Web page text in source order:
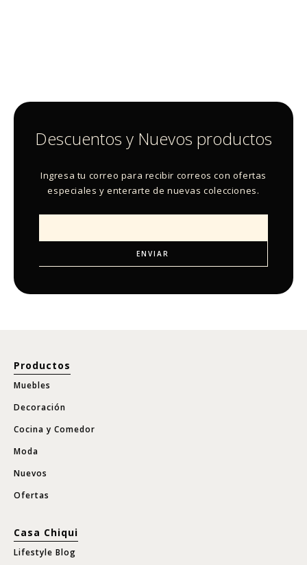
Descuentos y Nuevos productos
Ingresa tu correo para recibir correos con ofertas
especiales y enterarte de nuevas colecciones.
Productos
Muebles
Decoración
Cocina y Comedor
Moda
Nuevos
Ofertas
Casa Chiqui
Lifestyle Blog